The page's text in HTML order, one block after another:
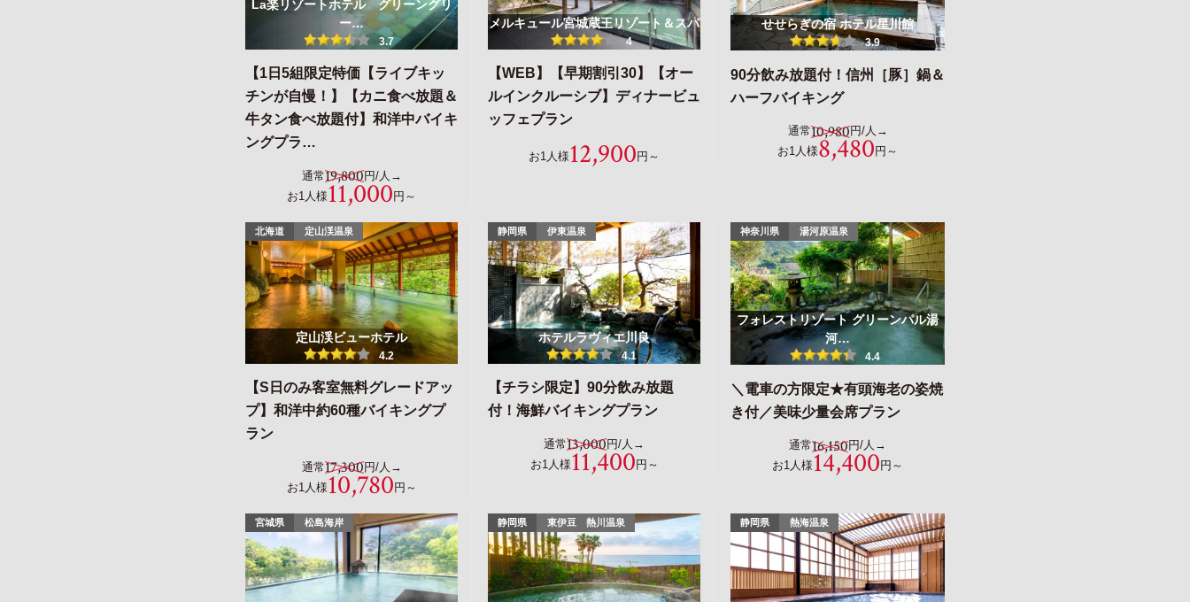
La楽リゾートホテル グリーングリ
ー…
3.7
【1日5組限定特価【ライブキッ
チンが自慢！】【カニ食べ放題＆
牛タン食べ放題付】和洋中バイキ
ングプラ…
通常19,800円/人→
お1人様11,000円～
メルキュール宮城蔵王リゾート＆スパ
4
【WEB】【早期割引30】【オー
ルインクルーシブ】ディナービュ
ッフェプラン
お1人様 12,900円～
せせらぎの宿 ホテル星川館
3.9
90分飲み放題付！信州［豚］鍋＆
ハーフバイキング
通常10,980円/人→
お1人様8,480 円～
北海道 定山渓温泉
定山渓ビューホテル
4.2
【S日のみ客室無料グレードアッ
プ】和洋中約60種バイキングプ
ラン
通常17,300円/人→
お1人様10,780円～
静岡県 伊東温泉
ホテルラヴィエ川良
4.1
【チラシ限定】90分飲み放題
付！海鮮バイキングプラン
通常13,000円/人→
お1人様11,400円～
神奈川県 湯河原温泉
フォレストリゾート グリーンパル湯
河…
4.4
＼電車の方限定★有頭海老の姿焼
き付／美味少量会席プラン
通常16,150円/人→
お1人様14,400 円～
宮城県 松島海岸 静岡県 東伊豆 熱川温泉 静岡県 熱海温泉